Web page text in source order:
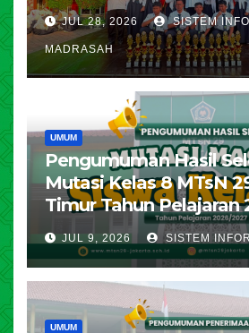
JUL 28, 2026 SISTEM
MADRASAH
UMUM
Pengumuman Hasil
Mutasi Kelas 8 MTsN
Timur Tahun Pelajaran
JUL 9, 2026 SISTEM
UMUM